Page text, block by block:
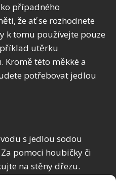
případného
že ať se rozhodnete
k tomu používejte pouze
utěrku
Kromě této měkké a
potřebovat jedlou
s jedlou sodou
pomoci houbičky či
na stěny dřezu.